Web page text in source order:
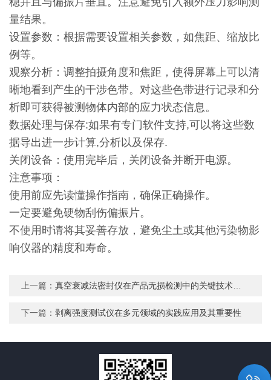
量结果。
设置参数：根据需要设置相关参数，如焦距、缩放比
例等。
观察分析：调整拍摄角度和焦距，使得屏幕上可以清
晰地看到产生的干涉色带。对这些色带进行记录和分
析即可获得被测物体内部的应力状态信息。
数据处理与保存:如果有专门软件支持,可以将这些数
据导出进一步计算,分析以及保存.
关闭设备：使用完毕后，关闭设备并断开电源。
注意事项：
使用前应先读懂操作指南，确保正确操作。
一定要避免硬物刮伤偏振片。
不使用时请将其妥善存放，避免尘土或其他污染物影
响仪器的精度和寿命。
上一篇：真空衰减法密封仪在产品无损检测中的关键技术优势探析
下一篇：剥离强度测试仪在多元领域的实践应用及其重要性